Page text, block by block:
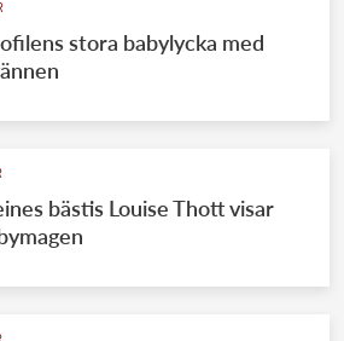
stora babylycka med
bästis Louise Thott visar